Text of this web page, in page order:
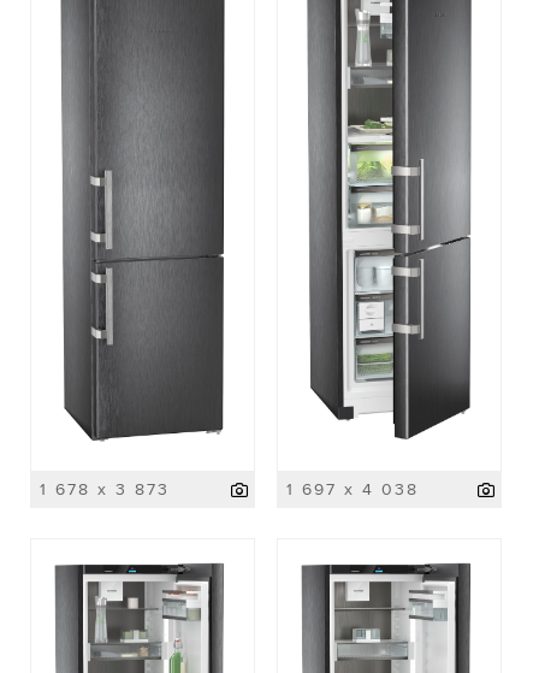
1 678 x 3 873 1 697 x 4 038